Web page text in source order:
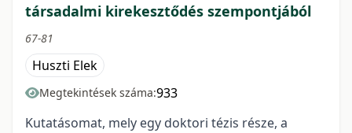
társadalmi kirekesztődés szempontjából
67-81
Huszti Elek
Megtekintések száma:933
Kutatásomat, mely egy doktori tézis része, a